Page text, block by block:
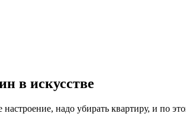
в искусстве
надо убирать квартиру, и по